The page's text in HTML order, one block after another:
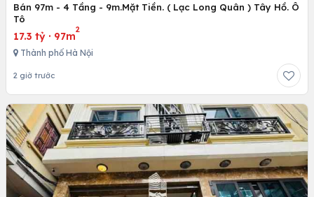
Bán 97m - 4 Tầng - 9m.Mặt Tiền. ( Lạc Long Quân ) Tây Hồ. Ô
Tô
17.3 tỷ · 97m
2
Thành phố Hà Nội
2 giờ trước